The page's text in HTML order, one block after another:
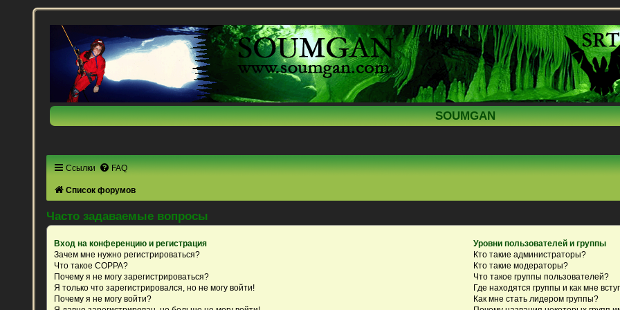
SOUMGAN
Ссылки FAQ
Список форумов
Часто задаваемые вопросы
Вход на конференцию и регистрация
Зачем мне нужно регистрироваться?
Что такое COPPA?
Почему я не могу зарегистрироваться?
Я только что зарегистрировался, но не могу войти!
Почему я не могу войти?
Уровни пользователей и группы
Кто такие администраторы?
Кто такие модераторы?
Что такое группы пользователей?
Где находятся группы и как мне
Как мне стать лидером группы?